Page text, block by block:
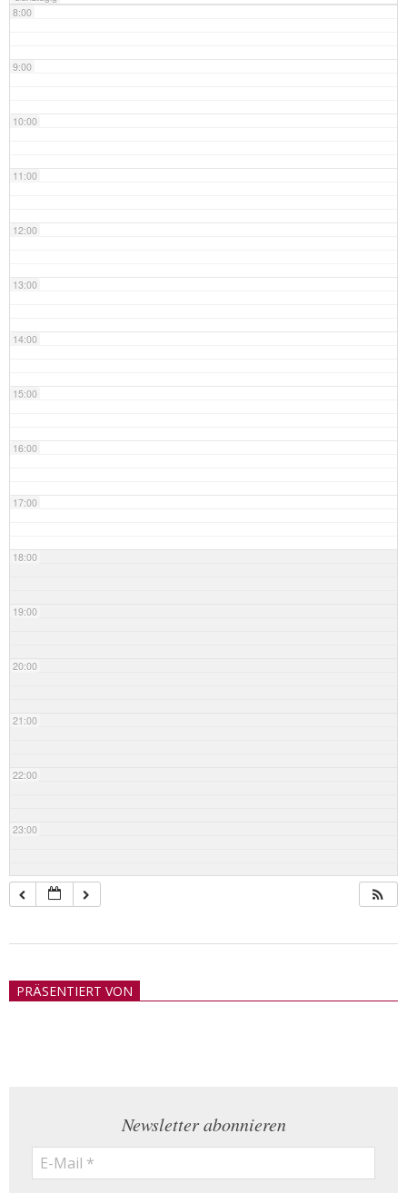
8:00
9:00
10:00
11:00
12:00
13:00
14:00
15:00
16:00
17:00
18:00
19:00
20:00
21:00
22:00
23:00
21PRÄSENTIERT VON
Newsletter abonnieren